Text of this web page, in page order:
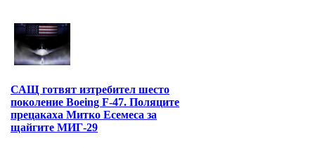
САЩ готвят изтребител шесто
поколение Boeing F-47. Поляците
прецакаха Митко Есемеса за
щайгите МИГ-29